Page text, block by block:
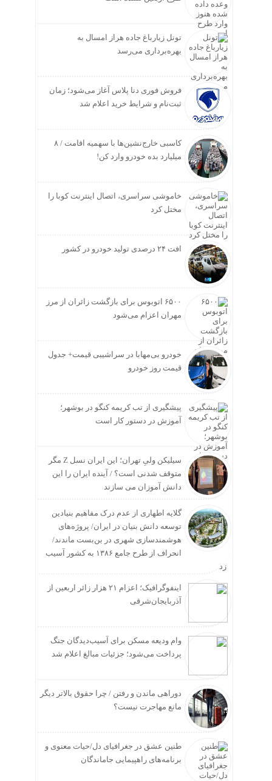
تونل زیارباغ جاده هراز امسال به
بهره‌برداری می‌رسد
فروش فوری دنا پلاس آغاز می‌شود؛ زمان
ثبت‌نام و شرایط خرید اعلام شد
کاسبی خارج‌نشین‌ها با سهمیه اقامت / ۸
میلیارد بده خودرو وارد کن!
خاموشی سراسری، اتصال اینترنت کوبا را
مختل کرد
افت ۲۴ درصدی تولید خودرو در کشور
۶۵۰۰ اتوبوس برای بازگشت زائران از مرز
مهران اعزام می‌شود
خودرو بی‌مهابا در سراشیبی قیمت+ جدول
قیمت روز خودرو
پیشگیری از تب کریمه کنگو در بوشهر؛
آموزش در دستور کار است
سیلیکن ولیِ تهران؛ این ایران نسل Z مگر
متوقف شدنی است؟ / آینده ایران را این
دانش آموزان می سازند
گلایه اطهاری از عدم درک مفاهیم بنیادین
توسعه دانش بنیان در ایران/ پروژه‌های
هوشمندسازی شهری در بن‌بست ماندند/
انحراف از طرح جامع ۱۳۸۶ به کشور آسیب
زد
اینفوگرافیک؛ اعزام ۲۱ هزار زائر اربعین از
آذربایجان‌شرقی
وام ودیعه مسکن برای آسیب‌دیدگان جنگ
پرداخت می‌شود؛ جزئیات مبالغ اعلام شد
دوراهی ماندن و رفتن / چرا حقوق بالاتر دیگر
مانع مهاجرت نیست؟
طنین عشق در جغرافیای دل/حیات معنوی و
برنامه‌های راهپیمایی جاماندگان